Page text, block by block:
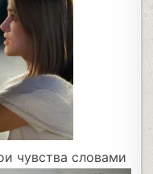
чувства словами